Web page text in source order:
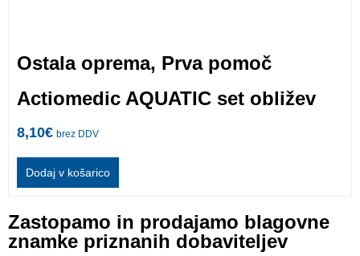
Ostala oprema, Prva pomoč
Actiomedic AQUATIC set obližev
8,10€ brez DDV
Dodaj v košarico
Zastopamo in prodajamo blagovne
znamke priznanih dobaviteljev